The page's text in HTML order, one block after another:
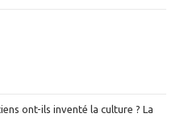
ont-ils inventé la culture ? La